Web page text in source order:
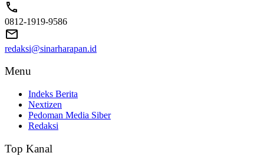
0812-1919-9586
redaksi@sinarharapan.id
Menu
Indeks Berita
Nextizen
Pedoman Media Siber
Redaksi
Top Kanal